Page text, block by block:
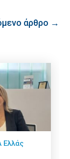
άρθρο →
Ελλάς